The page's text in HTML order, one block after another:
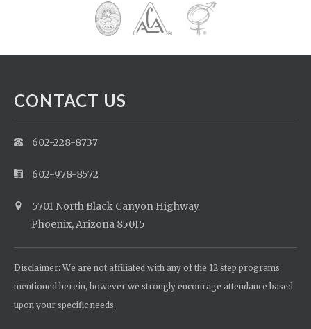
CONTACT US
602-228-8737
602-978-8572
5701 North Black Canyon Highway
Phoenix, Arizona 85015
Disclaimer: We are not affiliated with any of the 12 step programs
mentioned herein, however we strongly encourage attendance based
upon your specific needs.